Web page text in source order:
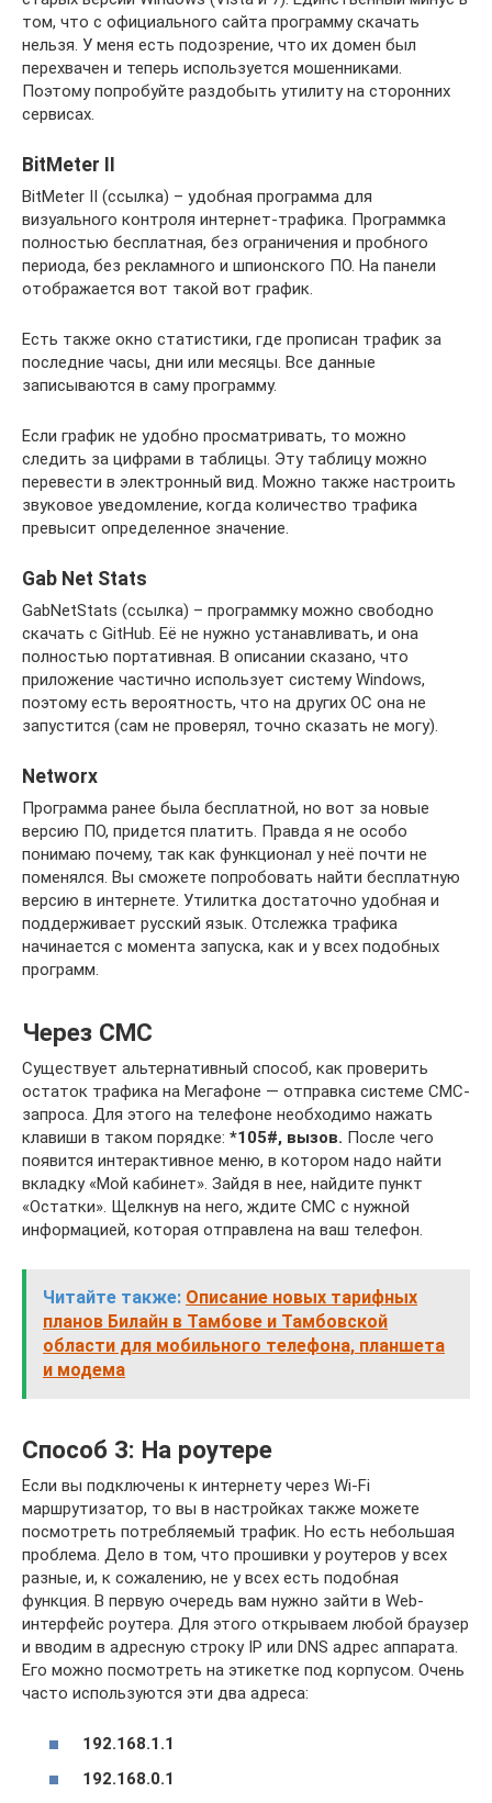
том, что с официального сайта программу скачать
нельзя. У меня есть подозрение, что их домен был
перехвачен и теперь используется мошенниками.
Поэтому попробуйте раздобыть утилиту на сторонних
сервисах.
BitMeter II
BitMeter II (ссылка) – удобная программа для
визуального контроля интернет-трафика. Программка
полностью бесплатная, без ограничения и пробного
периода, без рекламного и шпионского ПО. На панели
отображается вот такой вот график.
Есть также окно статистики, где прописан трафик за
последние часы, дни или месяцы. Все данные
записываются в саму программу.
Если график не удобно просматривать, то можно
следить за цифрами в таблицы. Эту таблицу можно
перевести в электронный вид. Можно также настроить
звуковое уведомление, когда количество трафика
превысит определенное значение.
Gab Net Stats
GabNetStats (ссылка) – программку можно свободно
скачать с GitHub. Её не нужно устанавливать, и она
полностью портативная. В описании сказано, что
приложение частично использует систему Windows,
поэтому есть вероятность, что на других OC она не
запустится (сам не проверял, точно сказать не могу).
Networx
Программа ранее была бесплатной, но вот за новые
версию ПО, придется платить. Правда я не особо
понимаю почему, так как функционал у неё почти не
поменялся. Вы сможете попробовать найти бесплатную
версию в интернете. Утилитка достаточно удобная и
поддерживает русский язык. Отслежка трафика
начинается с момента запуска, как и у всех подобных
программ.
Через СМС
Существует альтернативный способ, как проверить
остаток трафика на Мегафоне — отправка системе СМС-
запроса. Для этого на телефоне необходимо нажать
клавиши в таком порядке: *105#, вызов. После чего
появится интерактивное меню, в котором надо найти
вкладку «Мой кабинет». Зайдя в нее, найдите пункт
«Остатки». Щелкнув на него, ждите СМС с нужной
информацией, которая отправлена на ваш телефон.
Читайте также: Описание новых тарифных
планов Билайн в Тамбове и Тамбовской
области для мобильного телефона, планшета
и модема
Способ 3: На роутере
Если вы подключены к интернету через Wi-Fi
маршрутизатор, то вы в настройках также можете
посмотреть потребляемый трафик. Но есть небольшая
проблема. Дело в том, что прошивки у роутеров у всех
разные, и, к сожалению, не у всех есть подобная
функция. В первую очередь вам нужно зайти в Web-
интерфейс роутера. Для этого открываем любой браузер
и вводим в адресную строку IP или DNS адрес аппарата.
Его можно посмотреть на этикетке под корпусом. Очень
часто используются эти два адреса:
192.168.1.1
192.168.0.1